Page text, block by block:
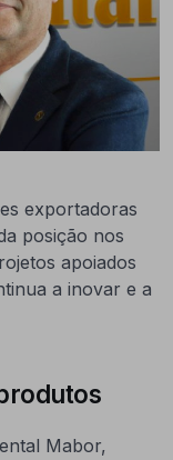
exportadoras
posição nos
apoiados
a inovar e a
Mabor,